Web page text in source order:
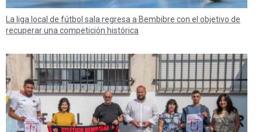
La liga local de fútbol sala regresa a Bembibre con el objetivo de
recuperar una competición histórica